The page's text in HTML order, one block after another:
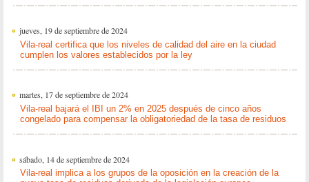
jueves, 19 de septiembre de 2024
Vila-real certifica que los niveles de calidad del aire en la ciudad
cumplen los valores establecidos por la ley
martes, 17 de septiembre de 2024
Vila-real bajará el IBI un 2% en 2025 después de cinco años
congelado para compensar la obligatoriedad de la tasa de residuos
sábado, 14 de septiembre de 2024
Vila-real implica a los grupos de la oposición en la creación de la